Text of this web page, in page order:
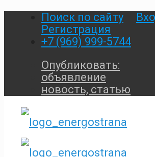
Поиск по сайту
Регистрация
+7 (969) 999-5744
Опубликовать:
объявление
новость, статью